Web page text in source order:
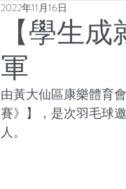
【學生
軍
2022年11月16日
由黃大仙區康樂體育
賽》】，是次羽毛球
人。